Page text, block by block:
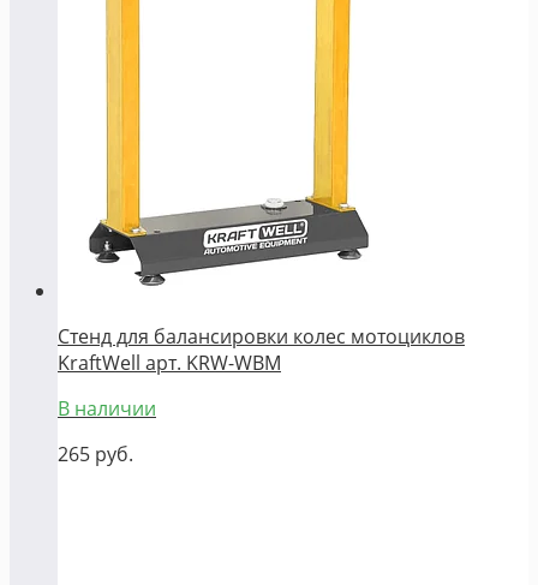
Стенд для балансировки колес мотоциклов
KraftWell арт. KRW-WBM
В наличии
265 руб.